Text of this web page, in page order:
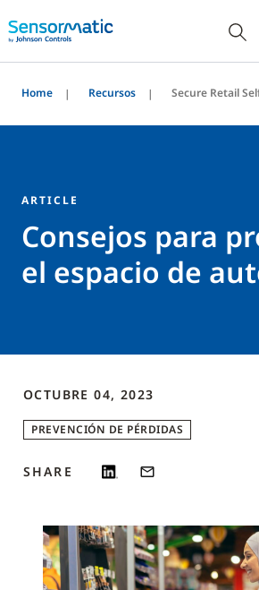
Home Recursos Secure Retail
ARTICLE
Consejos para
el espacio de
OCTUBRE 04, 2023
PREVENCIÓN DE PÉRDIDAS
SHARE